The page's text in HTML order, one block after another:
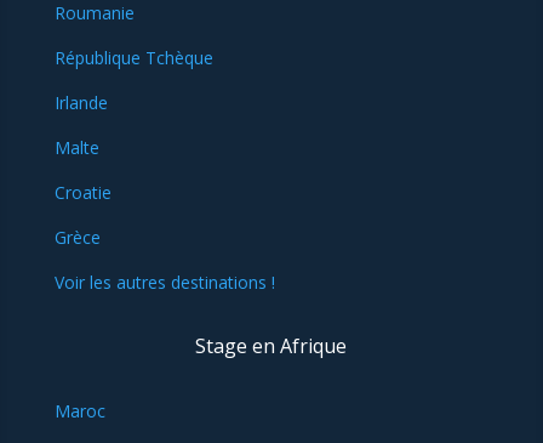
Roumanie
République Tchèque
Irlande
Malte
Croatie
Grèce
Voir les autres destinations !
Stage en Afrique
Maroc